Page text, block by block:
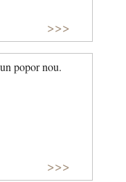
>>>
popor nou.
>>>